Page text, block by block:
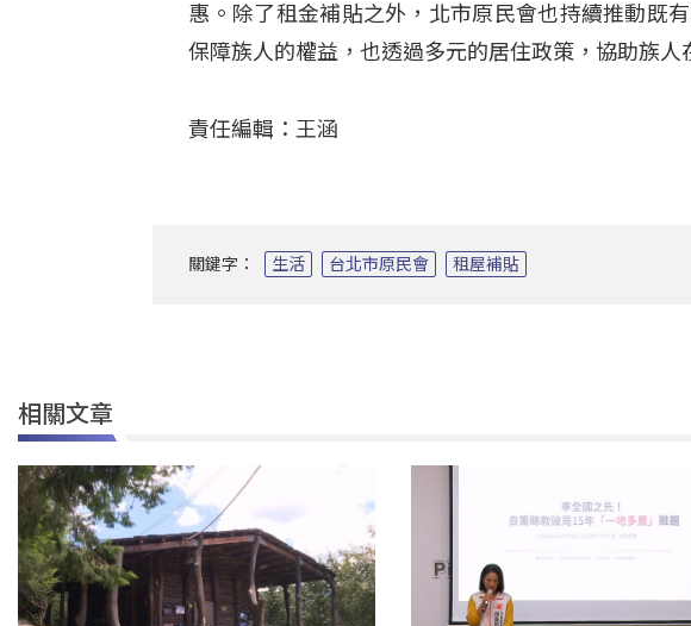
惠。除了租金補貼之外，北市原民會也持續推動既
保障族人的權益，也透過多元的居住政策，協助族人
責任編輯：王涵
關鍵字： 生活 台北市原民會 租屋補貼
相關文章